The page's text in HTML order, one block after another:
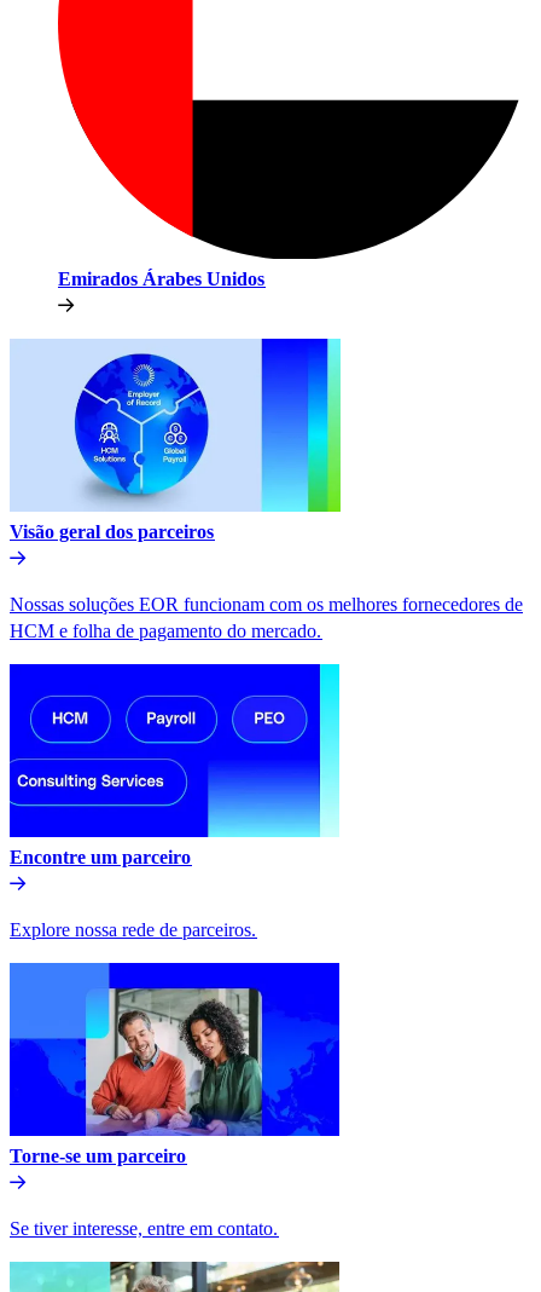
Emirados Árabes Unidos​​
Visão geral dos parceiros​​
Nossas soluções EOR funcionam com os melhores fornecedores de
HCM e folha de pagamento do mercado.​​
Encontre um parceiro​​
Explore nossa rede de parceiros.​​
Torne-se um parceiro​​
Se tiver interesse, entre em contato.​​